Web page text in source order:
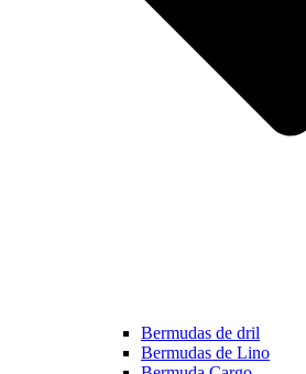
Bermudas de dril
Bermudas de Lino